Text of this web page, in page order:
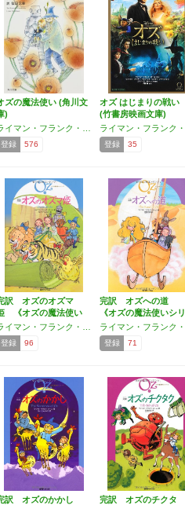
ズの魔法使い (角川文
)
登録 576
オズ はじまりの戦い
(竹書房映画文庫)
登録 35
訳 オズのオズマ
《オズの魔法使い
リー…
登録 96
完訳 オズへの道
《オズの魔法使いシリ
ーズ5》
登録 71
訳 オズのかかし
完訳 オズのチクタ